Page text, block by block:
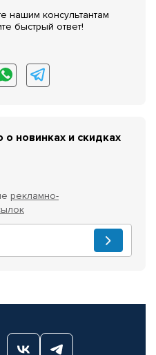
нашим консультантам
быстрый ответ!
новинках и скидках
рекламно-